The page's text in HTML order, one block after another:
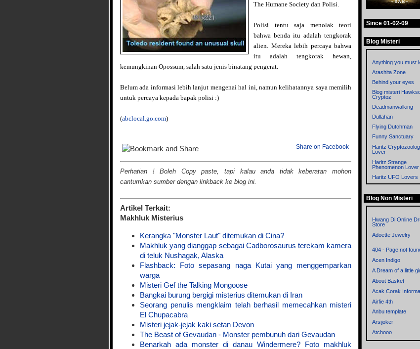
The Humane Society dan Polisi.
Polisi tentu saja menolak teori
bahwa benda itu adalah tengkorak
alien. Mereka lebih percaya bahwa
itu adalah tengkorak hewan,
kemungkinan Opossum, salah satu jenis binatang pengerat.
Belum ada informasi lebih lanjut mengenai hal ini, namun kelihatannya saya memilih
untuk percaya kepada bapak polisi :)
(abclocal.go.com)
Share on Facebook
Perhatian ! Boleh Copy paste, tapi kalau anda tidak keberatan mohon
cantumkan sumber dengan linkback ke blog ini.
Artikel Terkait:
Makhluk Misterius
Kerangka "Monster Laut" ditemukan di Cina?
Makhluk yang dianggap sebagai Cadborosaurus terekam kamera
di teluk Nushagak, Alaska
Flashback: Foto sepasang naga Kutai yang menggemparkan
warga
Misteri Gef the Talking Mongoose
Bangkai burung bergigi misterius ditemukan di Iran
Seorang penulis mengklaim telah berhasil memecahkan misteri
El Chupacabra
Misteri jejak-jejak kaki setan Devon
The Beast of Gevaudan - Monster pembunuh dari Gevaudan
Benarkah ada monster di danau Windermere? Foto makhluk
Since 01-02-09
Blog Misteri
Anything you must
Arashita Zone
Behind your eyes
Blog misteri
Cryptoz
Deadmanwalking
Dullahan
Flying Dutchman
Funny Sanctuary
Haritz
Lover
Haritz Strange
Phenomenon Lover
Haritz UFO Lovers
Left Thinkers
Memories
Metronom
Mystery of the World
Rensen Blog
Sisi Lain
Blog Non Misteri
Hwang Di Online
Store
Adoette Jewelry
404 - Page not
Acen Indigo
A Dream of a little
About Basket
Acak Corak
Airfie 4th
Anbu template
Arsijoker
Atchooo
Bahrul Ulum Dot